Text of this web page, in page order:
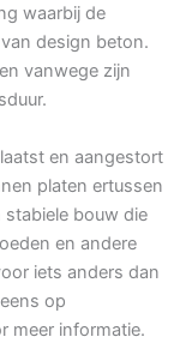
waarbij de
design beton.
vanwege zijn
en aangestort
platen ertussen
bouw die
en andere
iets anders dan
op
meer informatie.